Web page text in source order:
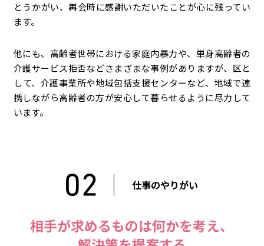
とうかがい、再会時に感謝いただいたことが心に残ってい
ます。
他にも、高齢者世帯における家庭内暴力や、単身高齢者の
介護サービス拒否などさまざまな事例がありますが、区と
して、介護事業所や地域包括支援センターなど、地域で連
携しながら高齢者の方が安心して暮らせるように尽力して
います。
仕事のやりがい
相手が求めるものは何かを考え、